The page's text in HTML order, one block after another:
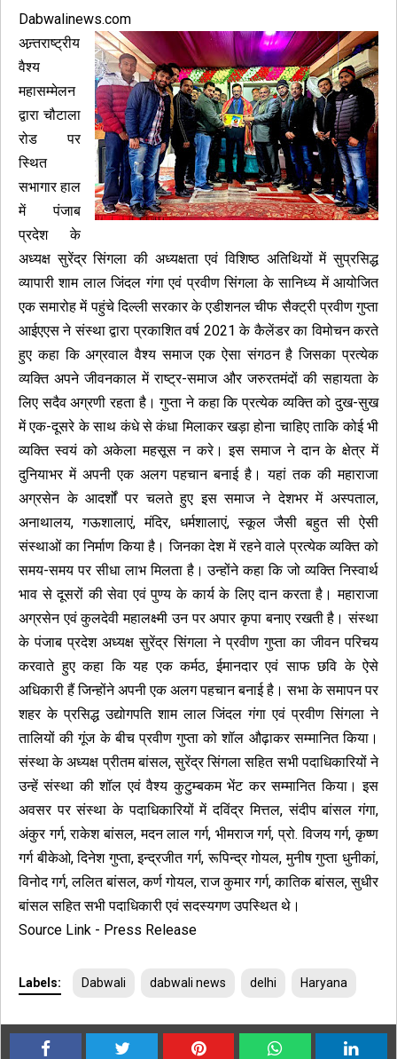
Dabwalinews.com
अन्र्तराष्ट्रीय
वैश्य
महासम्मेलन
द्वारा चौटाला
रोड पर
स्थित
सभागार हाल
में पंजाब
प्रदेश के
अध्यक्ष सुरेंद्र सिंगला की अध्यक्षता एवं विशिष्ठ अतिथियों में सुप्रसिद्ध
व्यापारी शाम लाल जिंदल गंगा एवं प्रवीण सिंगला के सानिध्य में आयोजित
एक समारोह में पहुंचे दिल्ली सरकार के एडीशनल चीफ सैक्ट्री प्रवीण गुप्ता
आईएएस ने संस्था द्वारा प्रकाशित वर्ष 2021 के कैलेंडर का विमोचन करते
हुए कहा कि अग्रवाल वैश्य समाज एक ऐसा संगठन है जिसका प्रत्येक
व्यक्ति अपने जीवनकाल में राष्ट्र-समाज और जरुरतमंदों की सहायता के
लिए सदैव अग्रणी रहता है। गुप्ता ने कहा कि प्रत्येक व्यक्ति को दुख-सुख
में एक-दूसरे के साथ कंधे से कंधा मिलाकर खड़ा होना चाहिए ताकि कोई भी
व्यक्ति स्वयं को अकेला महसूस न करे। इस समाज ने दान के क्षेत्र में
दुनियाभर में अपनी एक अलग पहचान बनाई है। यहां तक की महाराजा
अग्रसेन के आदर्शों पर चलते हुए इस समाज ने देशभर में अस्पताल,
अनाथालय, गऊशालाएं, मंदिर, धर्मशालाएं, स्कूल जैसी बहुत सी ऐसी
संस्थाओं का निर्माण किया है। जिनका देश में रहने वाले प्रत्येक व्यक्ति को
समय-समय पर सीधा लाभ मिलता है। उन्होंने कहा कि जो व्यक्ति निस्वार्थ
भाव से दूसरों की सेवा एवं पुण्य के कार्य के लिए दान करता है। महाराजा
अग्रसेन एवं कुलदेवी महालक्ष्मी उन पर अपार कृपा बनाए रखती है। संस्था
के पंजाब प्रदेश अध्यक्ष सुरेंद्र सिंगला ने प्रवीण गुप्ता का जीवन परिचय
करवाते हुए कहा कि यह एक कर्मठ, ईमानदार एवं साफ छवि के ऐसे
अधिकारी हैं जिन्होंने अपनी एक अलग पहचान बनाई है। सभा के समापन पर
शहर के प्रसिद्ध उद्योगपति शाम लाल जिंदल गंगा एवं प्रवीण सिंगला ने
तालियों की गूंज के बीच प्रवीण गुप्ता को शॉल औढ़ाकर सम्मानित किया।
संस्था के अध्यक्ष प्रीतम बांसल, सुरेंद्र सिंगला सहित सभी पदाधिकारियों ने
उन्हें संस्था की शॉल एवं वैश्य कुटुम्बकम भेंट कर सम्मानित किया। इस
अवसर पर संस्था के पदाधिकारियों में दविंद्र मित्तल, संदीप बांसल गंगा,
अंकुर गर्ग, राकेश बांसल, मदन लाल गर्ग, भीमराज गर्ग, प्रो. विजय गर्ग, कृष्ण
गर्ग बीकेओ, दिनेश गुप्ता, इन्द्रजीत गर्ग, रूपिन्द्र गोयल, मुनीष गुप्ता धुनीकां,
विनोद गर्ग, ललित बांसल, कर्ण गोयल, राज कुमार गर्ग, कातिक बांसल, सुधीर
बांसल सहित सभी पदाधिकारी एवं सदस्यगण उपस्थित थे।
Source Link - Press Release
Labels: Dabwali dabwali news delhi Haryana